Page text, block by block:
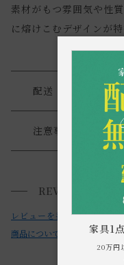
素材がもつ雰囲気や性
に熔けこむデザインが特
配送・返品
送料について
小型商品は、11,000円(
注意事項
・LED電球については
換は可能でございます
ただいております。お
・お使いのPC画面等や
際の商品とで色の見え
REVIEWS
レビューを書く
商品についてのお問い合わせ
家具1
20万円